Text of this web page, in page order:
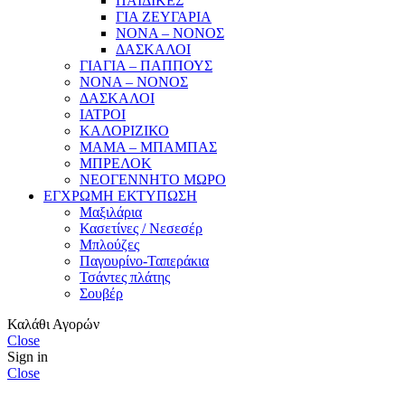
ΓΙΑ ΖΕΥΓΑΡΙΑ
ΝΟΝΑ – ΝΟΝΟΣ
ΔΑΣΚΑΛΟΙ
ΓΙΑΓΙΑ – ΠΑΠΠΟΥΣ
ΝΟΝΑ – ΝΟΝΟΣ
ΔΑΣΚΑΛΟΙ
ΙΑΤΡΟΙ
ΚΑΛΟΡΙΖΙΚΟ
ΜΑΜΑ – ΜΠΑΜΠΑΣ
ΜΠΡΕΛΟΚ
ΝΕΟΓΕΝΝΗΤΟ ΜΩΡΟ
ΕΓΧΡΩΜΗ ΕΚΤΥΠΩΣΗ
Μαξιλάρια
Κασετίνες / Νεσεσέρ
Μπλούζες
Παγουρίνο-Ταπεράκια
Τσάντες πλάτης
Σουβέρ
Καλάθι Αγορών
Close
Sign in
Close